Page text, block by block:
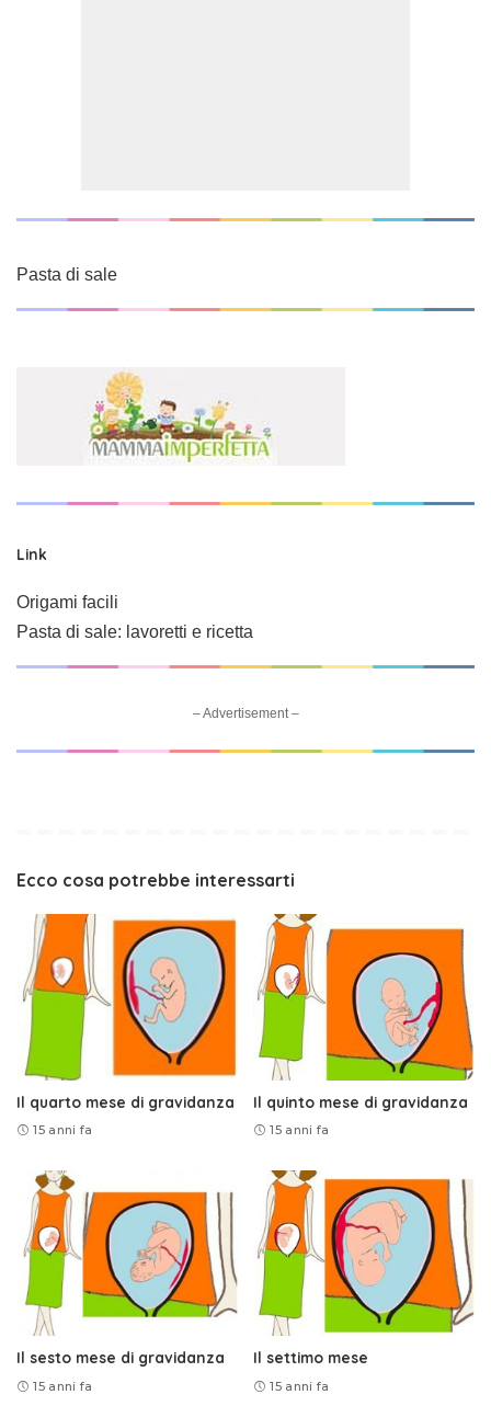
Pasta di sale
Link
Origami facili
Pasta di sale: lavoretti e ricetta
– Advertisement –
Ecco cosa potrebbe interessarti
Il quarto mese di gravidanza
15 anni fa
Il quinto mese di gravidanza
15 anni fa
Il sesto mese di gravidanza
15 anni fa
Il settimo mese
15 anni fa